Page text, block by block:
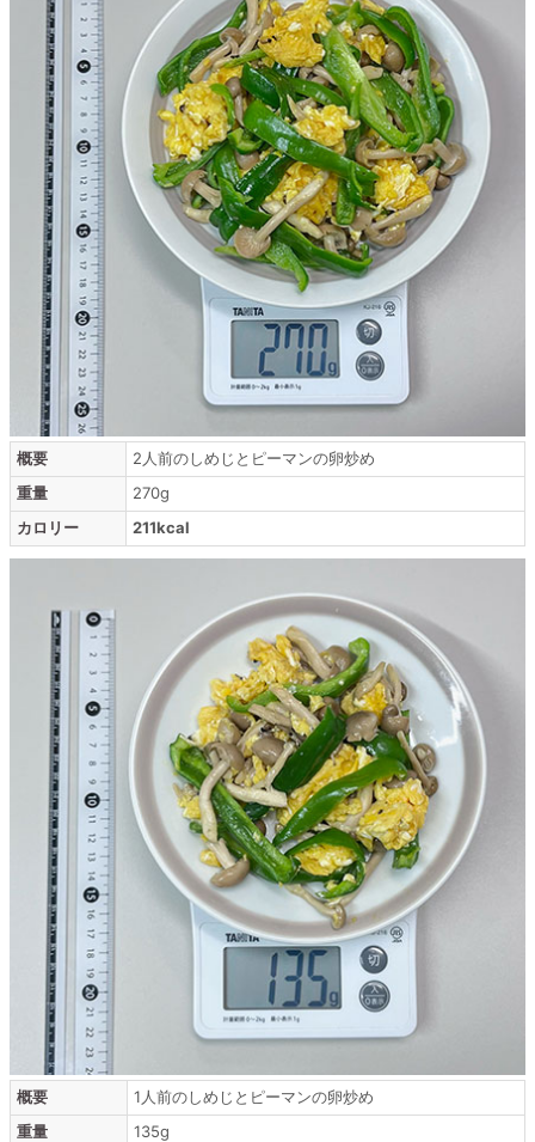
概要
2人前のしめじとピーマンの卵炒め
重量
270g
カロリー
211kcal
概要
1人前のしめじとピーマンの卵炒め
重量
135g